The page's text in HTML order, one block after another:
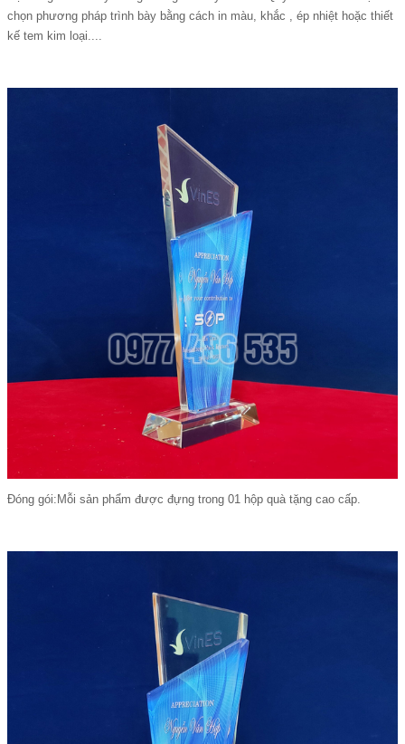
chọn phương pháp trình bày bằng cách in màu, khắc , ép nhiệt hoặc thiết
kế tem kim loại....
Đóng gói:Mỗi sản phẩm được đựng trong 01 hộp quà tặng cao cấp.